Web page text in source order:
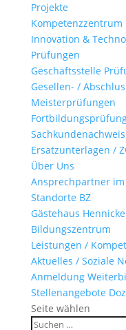
Projekte
Kompetenzzentrum
Innovation &
Prüfungen
Geschäftsstelle
Gesellen- /
Meisterprüfungen
Sachkundenachweis
Ersatzunterlagen /
Über Uns
Ansprechpartner im
Standorte BZ
Gästehaus
Bildungszentrum
Leistungen /
Aktuelles / Soziale
Anmeldung
Stellenangebote
Seite wählen